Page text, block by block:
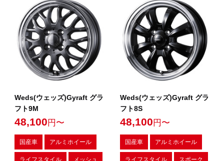
Weds(ウェッズ)Gyraft グラ
フト9M
48,100 円〜
国産車 アルミホイール
ライフスタイル メッシュ
Weds(ウェッズ)Gyraft グラ
フト8S
48,100 円〜
国産車 アルミホイール
ライフスタイル スポーク